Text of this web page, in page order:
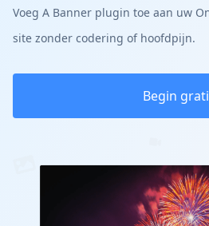
Voeg A Banner plugin toe aan uw
site zonder codering of hoofdpijn.
Begin